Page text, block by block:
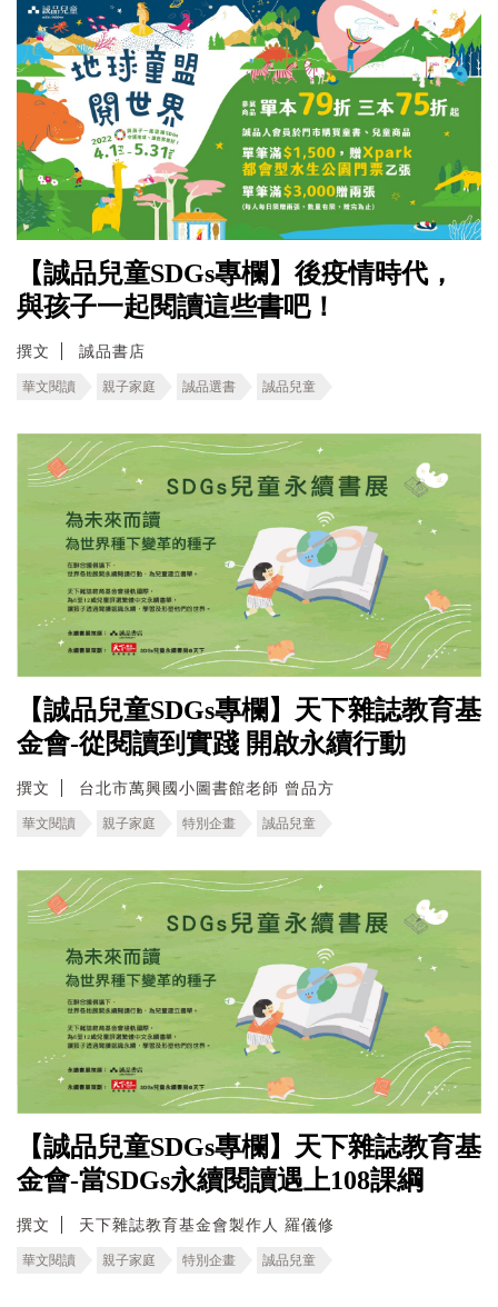
【誠品兒童SDGs專欄】後疫情時代，
與孩子一起閱讀這些書吧！
撰文 誠品書店
華文閱讀 親子家庭 誠品選書 誠品兒童
【誠品兒童SDGs專欄】天下雜誌教育基
金會-從閱讀到實踐 開啟永續行動
撰文 台北市萬興國小圖書館老師 曾品方
華文閱讀 親子家庭 特別企畫 誠品兒童
【誠品兒童SDGs專欄】天下雜誌教育基
金會-當SDGs永續閱讀遇上108課綱
撰文 天下雜誌教育基金會製作人 羅儀修
華文閱讀 親子家庭 特別企畫 誠品兒童